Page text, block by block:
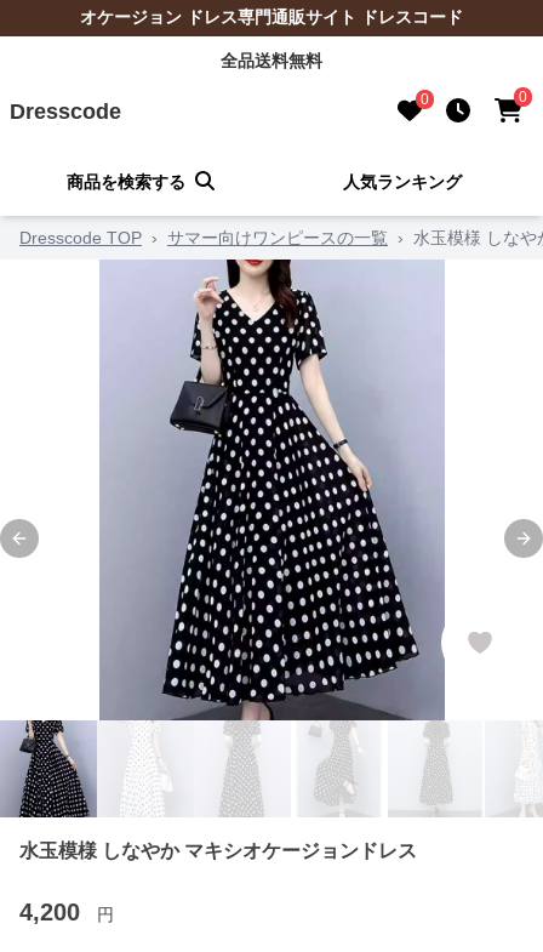
オケージョン ドレス専門通販サイト ドレスコード
全品送料無料
Dresscode 0 0
商品を検索する 人気ランキング
Dresscode TOP › サマー向けワンピースの一覧 › 水玉模様 しな
Previous slide
水玉模様 しなやか マキシオケージョンドレス
4,200 円